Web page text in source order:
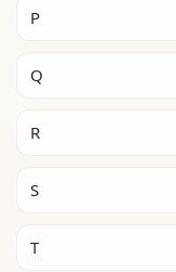
P
Q
R
S
T